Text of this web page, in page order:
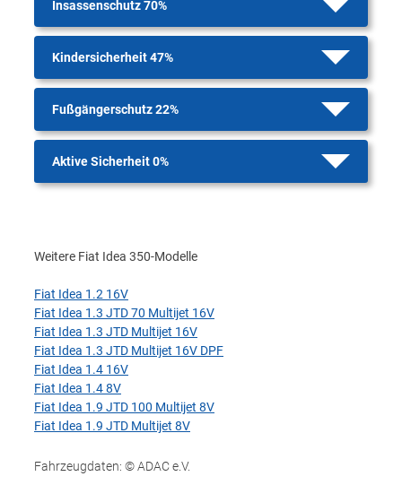
Insassenschutz 70%
Kindersicherheit 47%
Fußgängerschutz 22%
Aktive Sicherheit 0%
Weitere Fiat Idea 350-Modelle
Fiat Idea 1.2 16V
Fiat Idea 1.3 JTD 70 Multijet 16V
Fiat Idea 1.3 JTD Multijet 16V
Fiat Idea 1.3 JTD Multijet 16V DPF
Fiat Idea 1.4 16V
Fiat Idea 1.4 8V
Fiat Idea 1.9 JTD 100 Multijet 8V
Fiat Idea 1.9 JTD Multijet 8V
Fahrzeugdaten: © ADAC e.V.